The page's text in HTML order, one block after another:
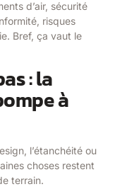
d’air, sécurité
risques
Bref, ça vaut le
: la
à
l’étanchéité ou
choses restent
terrain.